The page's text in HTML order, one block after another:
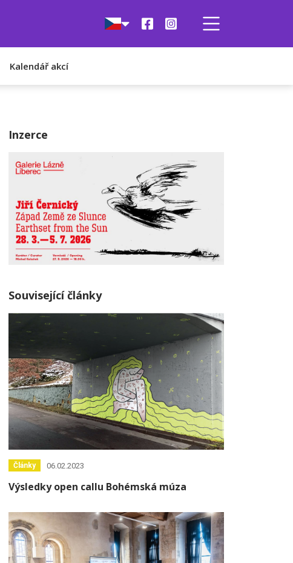
Kalendář akcí
Inzerce
Související články
Články 06.02.2023
Výsledky open callu Bohémská múza